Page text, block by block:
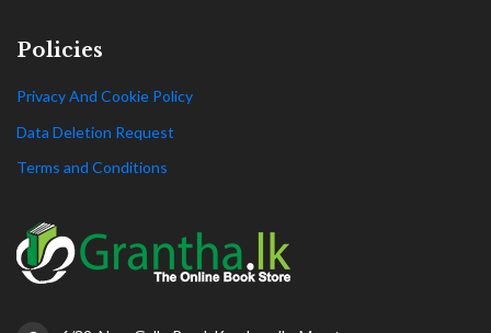
Policies
Privacy And Cookie Policy
Data Deletion Request
Terms and Conditions